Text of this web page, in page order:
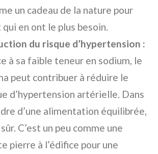
un cadeau de la nature pour
qui en ont le plus besoin.
du risque d’hypertension :
à sa faible teneur en sodium, le
peut contribuer à réduire le
d’hypertension artérielle. Dans
d’une alimentation équilibrée,
C’est un peu comme une
pierre à l’édifice pour une